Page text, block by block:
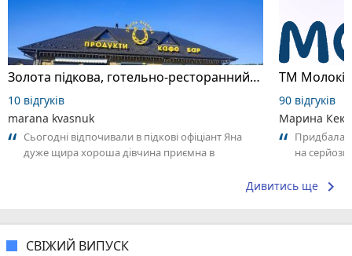
Золота підкова, готельно-ресторанний комплекс
10 відгуків
marana kvasnuk
Сьогодні відпочивали в підкові офіціант Яна
дуже щира хороша дівчина приємна в
ТМ Молокія
90 відгуків
Марина
Придбала
на
Дивитись ще keyboard_arrow_right
СВІЖИЙ ВИПУСК